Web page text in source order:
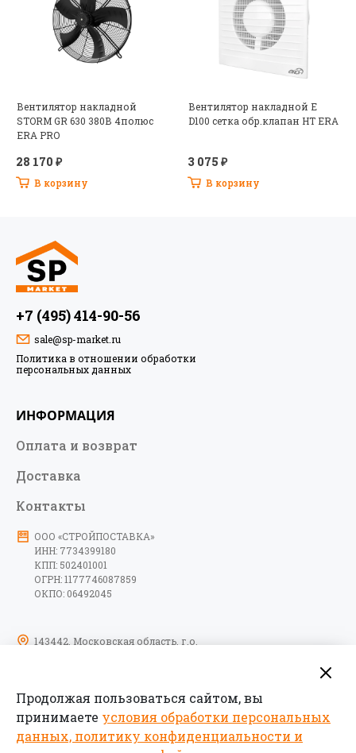
Вентилятор накладной
STORM GR 630 380В 4полюс
ERA PRO
28 170 ₽
В корзину
Вентилятор накладной E
D100 сетка обр.клапан HT ERA
3 075 ₽
В корзину
+7 (495) 414-90-56
sale@sp-market.ru
Политика в отношении обработки
персональных данных
ИНФОРМАЦИЯ
Оплата и возврат
Доставка
Контакты
ООО «СТРОЙПОСТАВКА»
ИНН: 7734399180
КПП: 502401001
ОГРН: 1177746087859
ОКПО: 06492045
143442, Московская область, г.о.
09:00-18:00 пн-пт
Продолжая пользоваться сайтом, вы
принимаете условия обработки персональных
данных, политику конфиденциальности и